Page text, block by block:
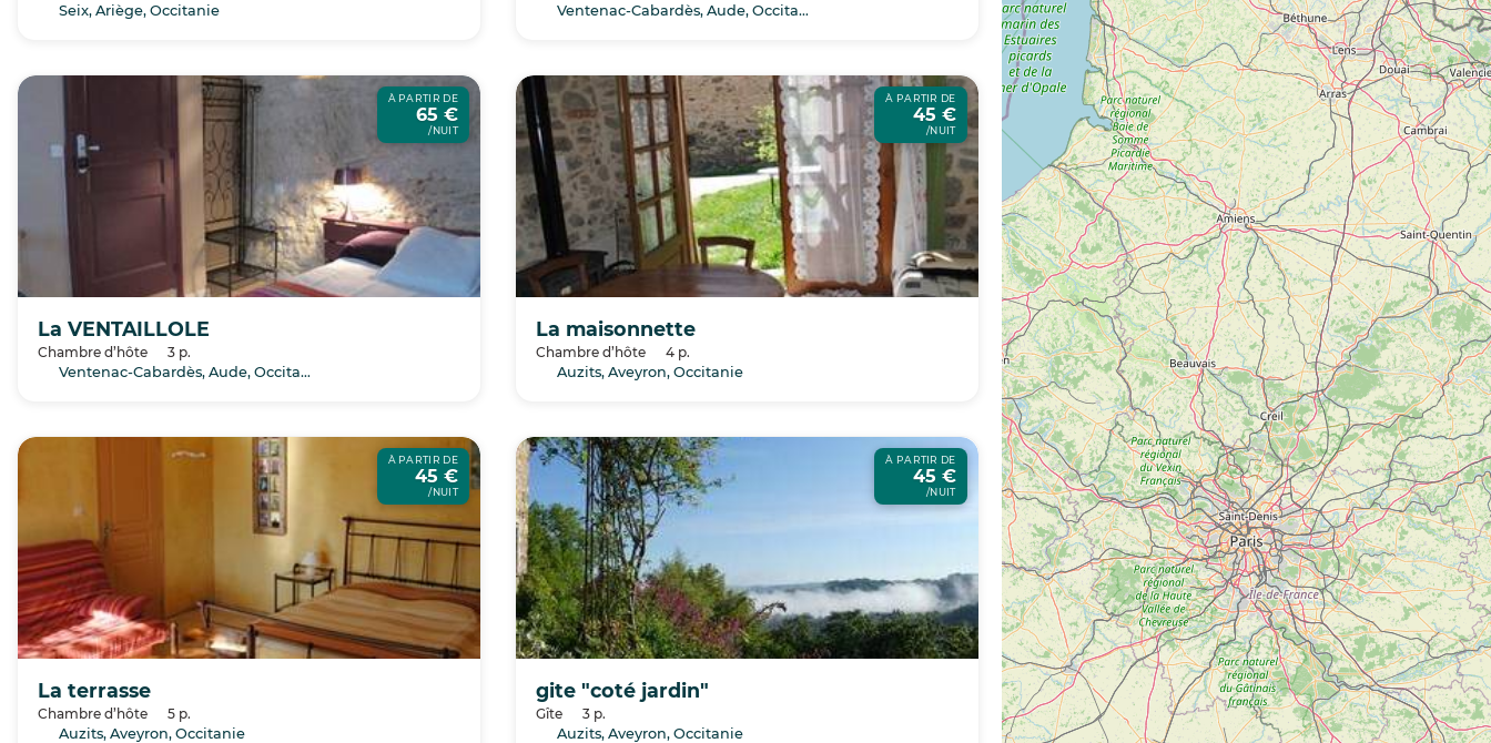
Seix, Ariège, Occitanie
Ventenac-Cabardès, Aude, Occitanie
À PARTIR DE
65 €
/NUIT
La VENTAILLOLE
Chambre d’hôte
3 p.
Ventenac-Cabardès, Aude, Occitanie
À PARTIR DE
45 €
/NUIT
La maisonnette
Chambre d’hôte
4 p.
Auzits, Aveyron, Occitanie
À PARTIR DE
45 €
/NUIT
La terrasse
Chambre d’hôte
5 p.
Auzits, Aveyron, Occitanie
À PARTIR DE
45 €
/NUIT
gite "coté jardin"
Gîte
3 p.
Auzits, Aveyron, Occitanie